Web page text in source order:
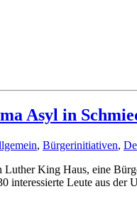
Asyl in
, Bürgerinitiativen,
King Haus, eine
interessierte Leute aus der